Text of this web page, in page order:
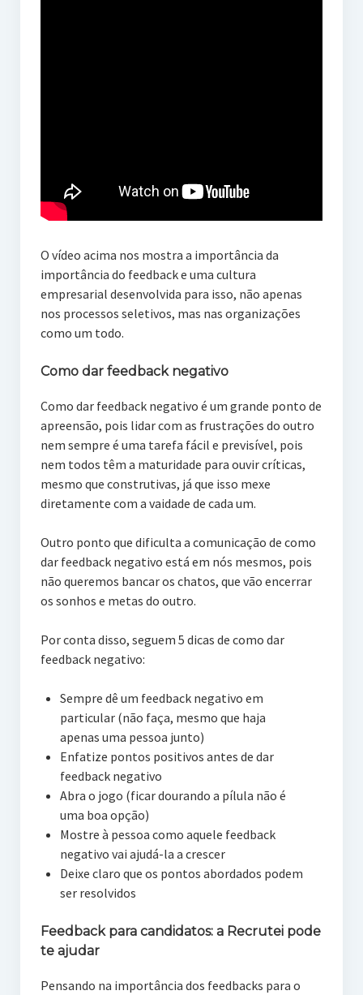
O vídeo acima nos mostra a importância da
importância do feedback e uma cultura
empresarial desenvolvida para isso, não apenas
nos processos seletivos, mas nas organizações
como um todo.
Como dar feedback negativo
Como dar feedback negativo é um grande ponto de
apreensão, pois lidar com as frustrações do outro
nem sempre é uma tarefa fácil e previsível, pois
nem todos têm a maturidade para ouvir críticas,
mesmo que construtivas, já que isso mexe
diretamente com a vaidade de cada um.
Outro ponto que dificulta a comunicação de como
dar feedback negativo está em nós mesmos, pois
não queremos bancar os chatos, que vão encerrar
os sonhos e metas do outro.
Por conta disso, seguem 5 dicas de como dar
feedback negativo:
Sempre dê um feedback negativo em
particular (não faça, mesmo que haja
apenas uma pessoa junto)
Enfatize pontos positivos antes de dar
feedback negativo
Abra o jogo (ficar dourando a pílula não é
uma boa opção)
Mostre à pessoa como aquele feedback
negativo vai ajudá-la a crescer
Deixe claro que os pontos abordados podem
ser resolvidos
Feedback para candidatos: aRecrutei pode
te ajudar
Pensando na importância dos feedbacks para o